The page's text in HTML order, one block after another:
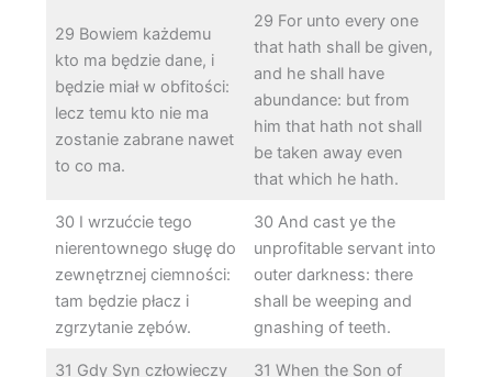
29 Bowiem każdemu
kto ma będzie dane, i
będzie miał w obfitości:
lecz temu kto nie ma
zostanie zabrane nawet
to co ma.
29 For unto every one
that hath shall be given,
and he shall have
abundance: but from
him that hath not shall
be taken away even
that which he hath.
30 I wrzućcie tego
nierentownego sługę do
zewnętrznej ciemności:
tam będzie płacz i
zgrzytanie zębów.
30 And cast ye the
unprofitable servant into
outer darkness: there
shall be weeping and
gnashing of teeth.
31 Gdy Syn człowieczy 31 When the Son of